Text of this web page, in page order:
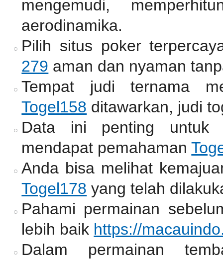
mengemudi,
aerodinamika.
Pilih situs poker
279 aman dan nyaman
Tempat judi ternama
Togel158 ditawarkan, judi
Data ini penting untuk
mendapat pemahaman
Anda bisa melihat
Togel178 yang telah
Pahami permainan
lebih baik https://
Dalam permainan